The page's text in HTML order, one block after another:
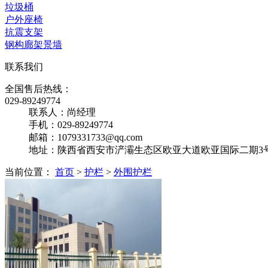
垃圾桶
户外座椅
抗震支架
钢构廊架景墙
联系我们
全国售后热线：
029-89249774
联系人：尚经理
手机：029-89249774
邮箱：1079331733@qq.com
地址：陕西省西安市浐灞生态区欧亚大道欧亚国际二期3
当前位置： 首页 > 护栏 > 外围护栏